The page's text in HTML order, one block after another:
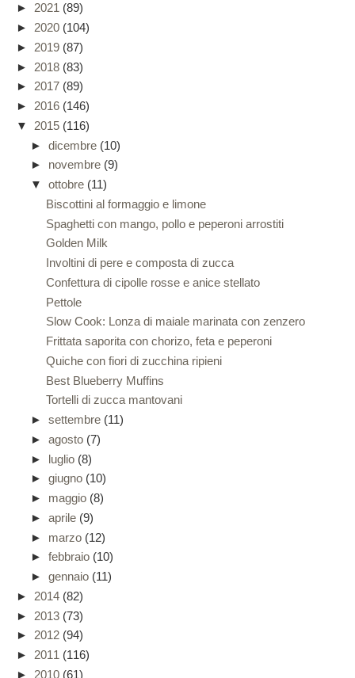
► 2021 (89)
► 2020 (104)
► 2019 (87)
► 2018 (83)
► 2017 (89)
► 2016 (146)
▼ 2015 (116)
► dicembre (10)
► novembre (9)
▼ ottobre (11)
Biscottini al formaggio e limone
Spaghetti con mango, pollo e peperoni arrostiti
Golden Milk
Involtini di pere e composta di zucca
Confettura di cipolle rosse e anice stellato
Pettole
Slow Cook: Lonza di maiale marinata con zenzero
Frittata saporita con chorizo, feta e peperoni
Quiche con fiori di zucchina ripieni
Best Blueberry Muffins
Tortelli di zucca mantovani
► settembre (11)
► agosto (7)
► luglio (8)
► giugno (10)
► maggio (8)
► aprile (9)
► marzo (12)
► febbraio (10)
► gennaio (11)
► 2014 (82)
► 2013 (73)
► 2012 (94)
► 2011 (116)
► 2010 (61)